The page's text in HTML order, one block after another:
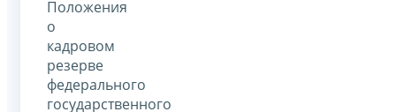
Положения
о
кадровом
резерве
федерального
государственного